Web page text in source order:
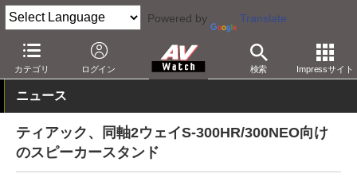
Powered by Translate
カテゴリ ログイン 検索 Impressサイト
AV Watch 製品 AV周辺機器
ニュース
ティアック、同軸2ウェイS-300HR/300NEO向け
のスピーカースタンド